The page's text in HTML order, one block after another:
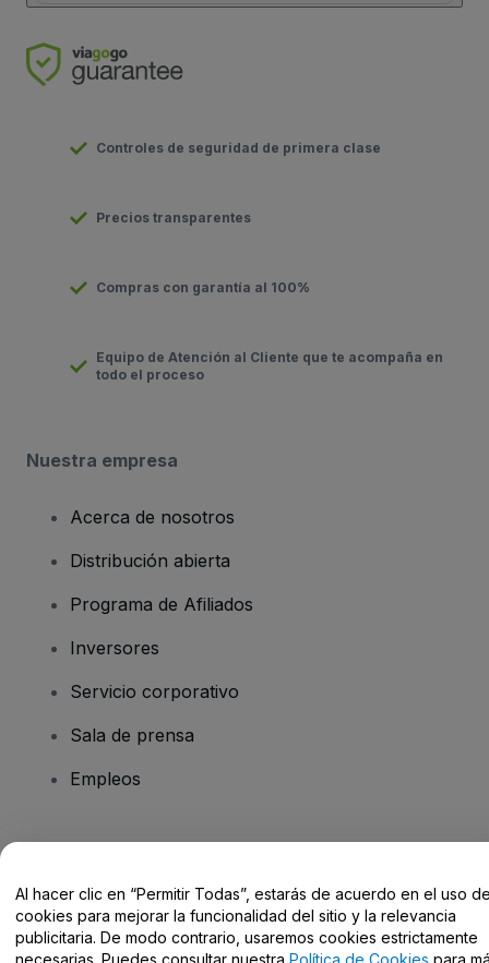
Controles de seguridad de primera clase
Precios transparentes
Compras con garantía al 100%
Equipo de Atención al Cliente que te acompaña en
todo el proceso
Nuestra empresa
Acerca de nosotros
Distribución abierta
Programa de Afiliados
Inversores
Servicio corporativo
Sala de prensa
Empleos
Centro de Ayuda / Contacto
Al hacer clic en “Permitir Todas”, estarás de acuerdo en el uso
cookies para mejorar la funcionalidad del sitio y la relevancia
publicitaria. De modo contrario, usaremos cookies estrictamente
necesarias. Puedes consultar nuestra Política de Cookies para